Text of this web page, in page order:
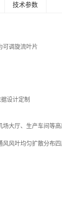
技术参数
可调旋流叶片
设计定制
场大厅、生产车间等
风叶均匀扩散分布